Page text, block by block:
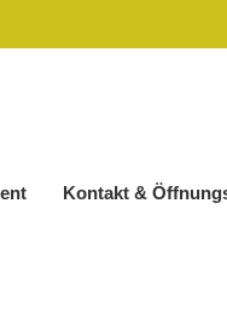
Kontakt &